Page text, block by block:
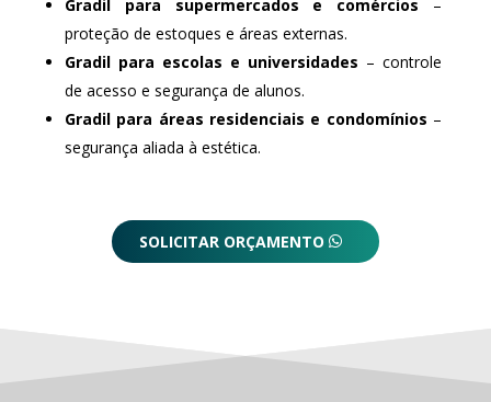
Gradil para supermercados e comércios –
proteção de estoques e áreas externas.
Gradil para escolas e universidades – controle
de acesso e segurança de alunos.
Gradil para áreas residenciais e condomínios –
segurança aliada à estética.
SOLICITAR ORÇAMENTO